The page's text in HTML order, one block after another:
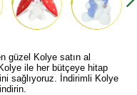
güzel Kolye satın al
ile her bütçeye hitap
sağlıyoruz. İndirimli Kolye